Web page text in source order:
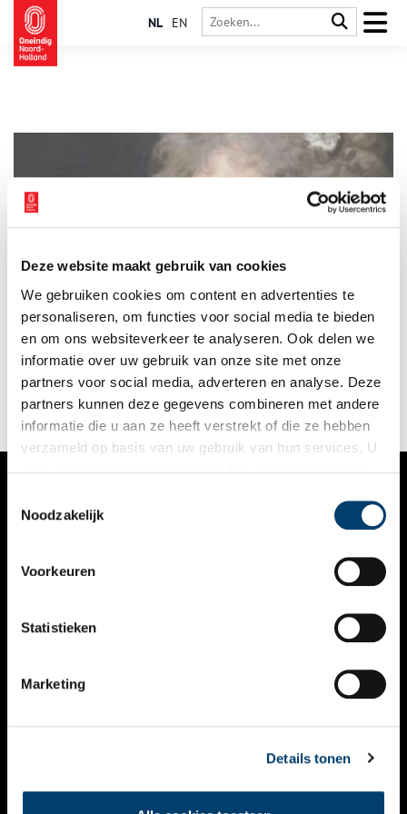
Deze website maakt gebruik van cookies
We gebruiken cookies om content en advertenties te
personaliseren, om functies voor social media te bieden
en om ons websiteverkeer te analyseren. Ook delen we
informatie over uw gebruik van onze site met onze
partners voor social media, adverteren en analyse. Deze
partners kunnen deze gegevens combineren met andere
informatie die u aan ze heeft verstrekt of die ze hebben
verzameld op basis van uw gebruik van hun services. U
Noodzakelijk
Voorkeuren
Statistieken
Marketing
Details tonen
NL EN
Cornelia Catharina – ‘Keetje’- Hodshon was pas 26 jaar oud
toen zij in 1794 aan Abraham van de Hart, stadsbouwmeester
van Amsterdam en de meest vooraanstaande architect van zijn
tijd, opdracht gaf voor de bouw van een woonhuis in de bocht
van het Spaarne, tegenover Teylers Museum, de meest
prestigieuze locatie in de stad.
VERHALEN
KALENDER
THEMA’S
VIDEO’S
CONTACT